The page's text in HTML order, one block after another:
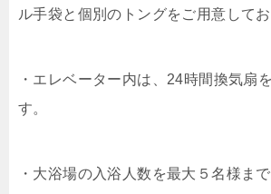
ル手袋と個別のトングをご用意してお
・エレベーター内は、24時間換気扇
す。
・大浴場の入浴人数を最大５名様ま